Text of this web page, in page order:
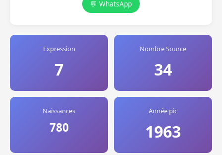
💬 WhatsApp
Expression
7
Nombre Source
34
Naissances
780
Année pic
1963